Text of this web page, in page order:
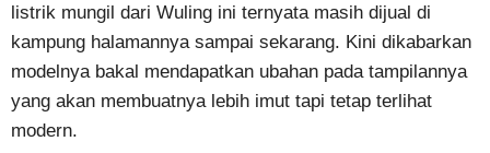
listrik mungil dari Wuling ini ternyata masih dijual di
kampung halamannya sampai sekarang. Kini dikabarkan
modelnya bakal mendapatkan ubahan pada tampilannya
yang akan membuatnya lebih imut tapi tetap terlihat
modern.